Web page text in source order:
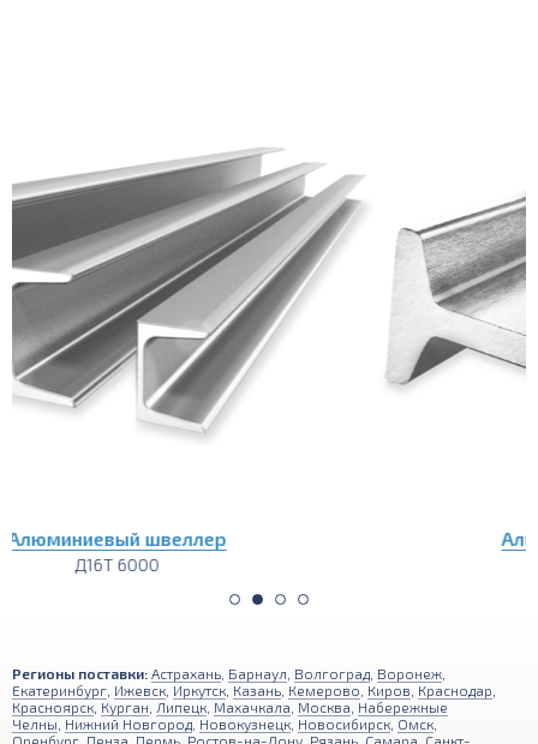
Алюминиевый полособульб
Регионы поставки: Астрахань Барнаул Волгоград Воронеж
Екатеринбург Ижевск Иркутск Казань Кемерово Киров Краснодар
Красноярск Курган Липецк Махачкала Москва Набережные
Челны Нижний Новгород Новокузнецк Новосибирск Омск
Оренбург Пенза Пермь Ростов-на-Дону Рязань Самара Санкт-